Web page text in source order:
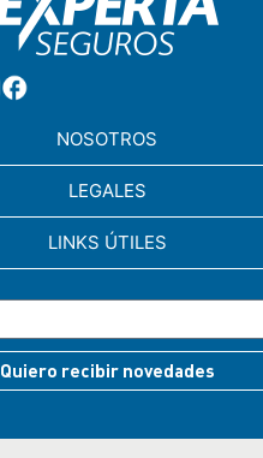
NOSOTROS
LEGALES
LINKS ÚTILES
Quiero recibir novedades